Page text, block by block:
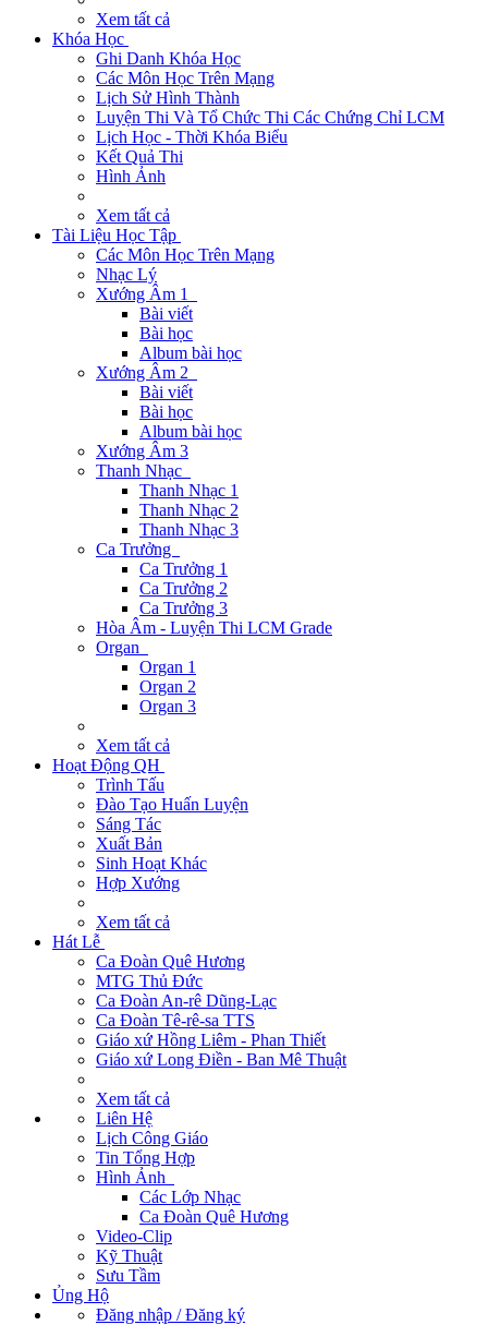
Xem tất cả
Khóa Học
Ghi Danh Khóa Học
Các Môn Học Trên Mạng
Lịch Sử Hình Thành
Luyện Thi Và Tổ Chức Thi Các Chứng Chỉ LCM
Lịch Học - Thời Khóa Biểu
Kết Quả Thi
Hình Ảnh
Xem tất cả
Tài Liệu Học Tập
Các Môn Học Trên Mạng
Nhạc Lý
Xướng Âm 1
Bài viết
Bài học
Album bài học
Xướng Âm 2
Bài viết
Bài học
Album bài học
Xướng Âm 3
Thanh Nhạc
Thanh Nhạc 1
Thanh Nhạc 2
Thanh Nhạc 3
Ca Trưởng
Ca Trưởng 1
Ca Trưởng 2
Ca Trưởng 3
Hòa Âm - Luyện Thi LCM Grade
Organ
Organ 1
Organ 2
Organ 3
Xem tất cả
Hoạt Động QH
Trình Tấu
Đào Tạo Huấn Luyện
Sáng Tác
Xuất Bản
Sinh Hoạt Khác
Hợp Xướng
Xem tất cả
Hát Lễ
Ca Đoàn Quê Hương
MTG Thủ Đức
Ca Đoàn An-rê Dũng-Lạc
Ca Đoàn Tê-rê-sa TTS
Giáo xứ Hồng Liêm - Phan Thiết
Giáo xứ Long Điền - Ban Mê Thuật
Xem tất cả
Liên Hệ
Lịch Công Giáo
Tin Tổng Hợp
Hình Ảnh
Các Lớp Nhạc
Ca Đoàn Quê Hương
Video-Clip
Kỹ Thuật
Sưu Tầm
Ủng Hộ
Đăng nhập / Đăng ký